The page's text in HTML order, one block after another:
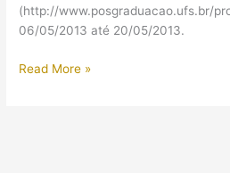
(http://www.posgraduacao.ufs.br/
06/05/2013 até 20/05/2013.
Processo
Read More »